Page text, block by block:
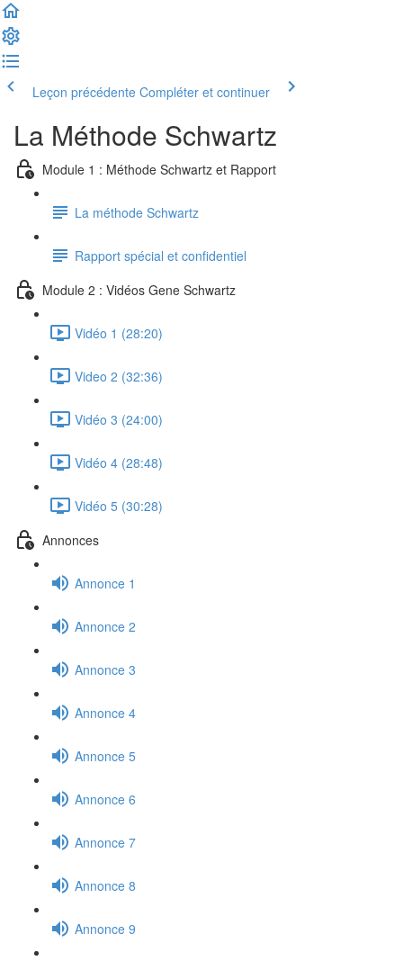
Leçon précédente Compléter et continuer
La Méthode Schwartz
Module 1 : Méthode Schwartz et Rapport
La méthode Schwartz
Rapport spécial et confidentiel
Module 2 : Vidéos Gene Schwartz
Vidéo 1 (28:20)
Video 2 (32:36)
Vidéo 3 (24:00)
Vidéo 4 (28:48)
Vidéo 5 (30:28)
Annonces
Annonce 1
Annonce 2
Annonce 3
Annonce 4
Annonce 5
Annonce 6
Annonce 7
Annonce 8
Annonce 9